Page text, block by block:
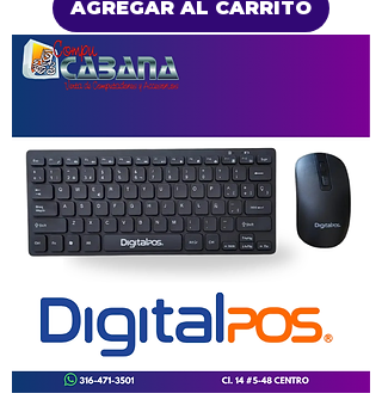
AGREGAR AL CARRITO